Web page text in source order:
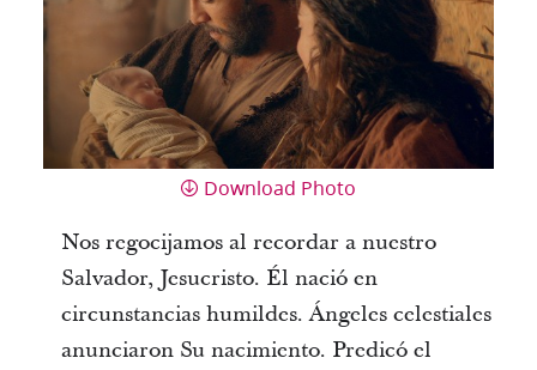
Download Photo
Nos regocijamos al recordar a nuestro
Salvador, Jesucristo. Él nació en
circunstancias humildes. Ángeles celestiales
anunciaron Su nacimiento. Predicó el